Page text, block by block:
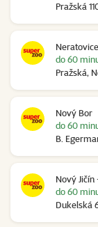
Pražská
Neratovice
Pražská,
do 60
Nový Bor
B.
do 60
Nový Jičín
Dukelská
do 60